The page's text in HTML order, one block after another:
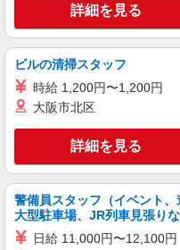
詳細を見る
ビルの清掃スタッフ
時給 1,200円〜1,200円
大阪市北区
詳細を見る
警備員スタッフ（イベント、
大型駐車場、JR列車見張りな
日給 11,000円〜12,100円